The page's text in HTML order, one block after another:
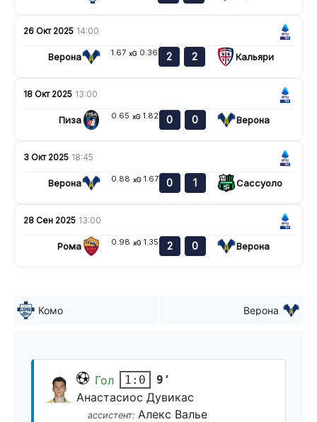
26 Окт 2025 14:00
Верона 1.67 xG 0.36 2 2 Кальяри
18 Окт 2025 13:00
Пиза 0.65 xG 1.82 0 0 Верона
3 Окт 2025 18:45
Верона 0.88 xG 1.67 0 1 Сассуоло
28 Сен 2025 13:00
Рома 0.98 xG 1.35 2 0 Верона
Комо Верона
Гол 1:0 9'
Анастасиос Дувикас
ассистент: Алекс Валье